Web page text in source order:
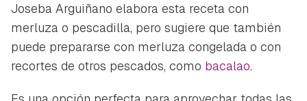
Joseba Arguiñano elabora esta receta con
merluza o pescadilla, pero sugiere que también
puede prepararse con merluza congelada o con
recortes de otros pescados, como bacalao.